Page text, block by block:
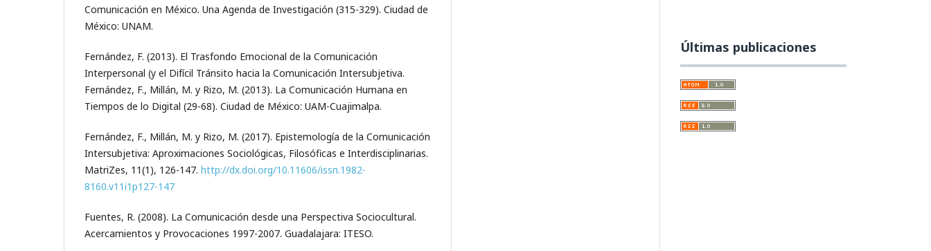
Comunicación en México. Una Agenda de Investigación (315-329). Ciudad de
México: UNAM.
Fernández, F. (2013). El Trasfondo Emocional de la Comunicación
Interpersonal (y el Difícil Tránsito hacia la Comunicación Intersubjetiva.
Fernández, F., Millán, M. y Rizo, M. (2013). La Comunicación Humana en
Tiempos de lo Digital (29-68). Ciudad de México: UAM-Cuajimalpa.
Fernández, F., Millán, M. y Rizo, M. (2017). Epistemología de la Comunicación
Intersubjetiva: Aproximaciones Sociológicas, Filosóficas e Interdisciplinarias.
MatriZes, 11(1), 126-147. http://dx.doi.org/10.11606/issn.1982-
8160.v11i1p127-147
Fuentes, R. (2008). La Comunicación desde una Perspectiva Sociocultural.
Acercamientos y Provocaciones 1997-2007. Guadalajara: ITESO.
Últimas publicaciones